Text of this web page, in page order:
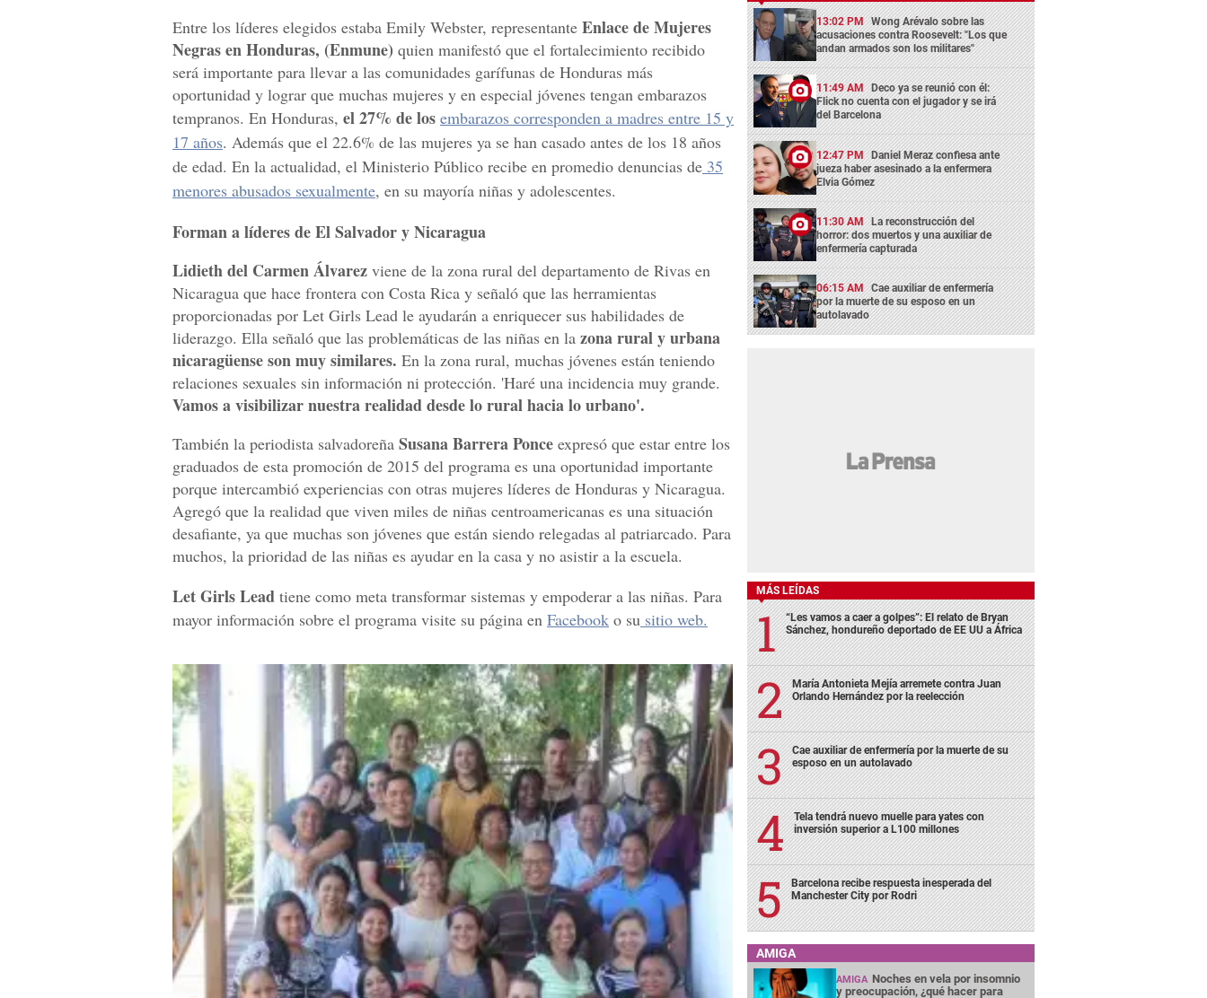
Entre los líderes elegidos estaba Emily Webster, representante Enlace de Mujeres
Negras en Honduras, (Enmune) quien manifestó que el fortalecimiento recibido
será importante para llevar a las comunidades garífunas de Honduras más
oportunidad y lograr que muchas mujeres y en especial jóvenes tengan embarazos
tempranos. En Honduras, el 27% de los embarazos corresponden a madres entre 15 y
17 años. Además que el 22.6% de las mujeres ya se han casado antes de los 18 años
de edad. En la actualidad, el Ministerio Público recibe en promedio denuncias de 35
menores abusados sexualmente, en su mayoría niñas y adolescentes.
Forman a líderes de El Salvador y Nicaragua
Lidieth del Carmen Álvarez viene de la zona rural del departamento de Rivas en
Nicaragua que hace frontera con Costa Rica y señaló que las herramientas
proporcionadas por Let Girls Lead le ayudarán a enriquecer sus habilidades de
liderazgo. Ella señaló que las problemáticas de las niñas en la zona rural y urbana
nicaragüense son muy similares. En la zona rural, muchas jóvenes están teniendo
relaciones sexuales sin información ni protección. 'Haré una incidencia muy grande.
Vamos a visibilizar nuestra realidad desde lo rural hacia lo urbano'.
También la periodista salvadoreña Susana Barrera Ponce expresó que estar entre los
graduados de esta promoción de 2015 del programa es una oportunidad importante
porque intercambió experiencias con otras mujeres líderes de Honduras y Nicaragua.
Agregó que la realidad que viven miles de niñas centroamericanas es una situación
desafiante, ya que muchas son jóvenes que están siendo relegadas al patriarcado. Para
muchos, la prioridad de las niñas es ayudar en la casa y no asistir a la escuela.
Let Girls Lead tiene como meta transformar sistemas y empoderar a las niñas. Para
mayor información sobre el programa visite su página en Facebook o su sitio web.
13:02 PM Wong Arévalo sobre las
acusaciones contra Roosevelt: "Los que
andan armados son los militares"
11:49 AM Deco ya se reunió con él:
Flick no cuenta con el jugador y se irá
del Barcelona
12:47 PM Daniel Meraz confiesa ante
jueza haber asesinado a la enfermera
Elvia Gómez
11:30 AM La reconstrucción del
horror: dos muertos y una auxiliar de
enfermería capturada
06:15 AM Cae auxiliar de enfermería
por la muerte de su esposo en un
autolavado
MÁS LEÍDAS
“Les vamos a caer a golpes”: El relato de Bryan
Sánchez, hondureño deportado de EE UU a África
María Antonieta Mejía arremete contra Juan
Orlando Hernández por la reelección
Cae auxiliar de enfermería por la muerte de su
esposo en un autolavado
Tela tendrá nuevo muelle para yates con
inversión superior a L100 millones
Barcelona recibe respuesta inesperada del
Manchester City por Rodri
AMIGA
AMIGA Noches en vela por insomnio
y preocupación, ¿qué hacer para